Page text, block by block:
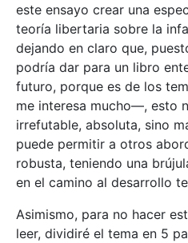
este ensayo crear una
teoría libertaria sobre la
dejando en claro que,
podría dar para un libro
futuro, porque es de los
me interesa mucho—, esto
irrefutable, absoluta, sino
puede permitir a otros
robusta, teniendo una
en el camino al desarrollo
Asimismo, para no hacer
leer, dividiré el tema en 5